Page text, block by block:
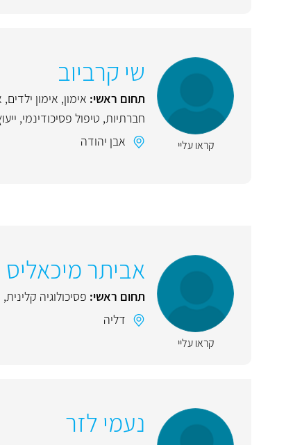
קראו עליי
שי קרביוב
תחום ראשי: אימון, אימון ילדים,
חברתיות, טיפול פסיכודינמי,
אבן יהודה
קראו עליי
אביתר מיכאליס
תחום ראשי: פסיכולוגיה קלינית,
דליה
נעמי לזר